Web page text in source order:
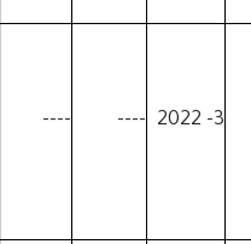
----
----